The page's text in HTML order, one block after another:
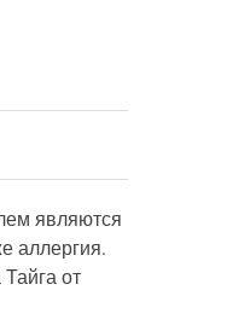
являются
аллергия.
от